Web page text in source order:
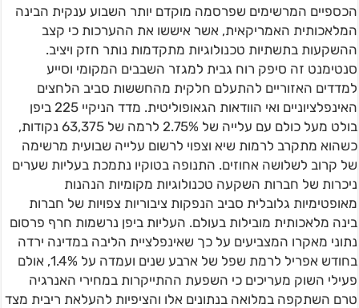
הכספיים המרשימים שפרסמה מוקדם יותר השבוע ענקית הבינה
המלאכותית האמריקאית, אשר איששו את ההערכות כי קצב
ההשקעות בתשתיות טכנולוגיות מתקדמות נותר חזק ויציב.
סנטימנט זה סיפק רוח גבית למגזר השבבים המקומי וסייע
למדדים האזוריים להתעלם חלקית מהחששות סביב הלחצים
האינפלציוניים ואי הוודאות הגאופוליטית. מדד הניקיי 225 ביפן
בולט מעל כולם עם עלייה של 2.75% לרמה של 63,375 נקודות,
כשהוא מתקרב לרמות שיא וצפוי לרשום עלייה שבועית מרשימה
של קרוב לשלושה אחוזים. התנופה בטוקיו נתמכת בעליות שערים
ניכרות של חברות השקעה טכנולוגיות מקומיות הנהנות
מאופטימיות גלובלית סביב הנפקות ציבוריות צפויות של חברות
בינה מלאכותית מובילות בעולם. העליות ביפן נרשמות חרף פרסום
נתוני מאקרו המצביעים על כך שאינפלציית הליבה במדינה ירדה
בחודש אפריל לרמת שפל של ארבע שנים ועמדה על 1.4%, אולם
פעילי השוק מעריכים כי השפעת ההתייקרות במחירי האנרגיה
טרם השתקפה במלואה בנתונים אלו והציפיות להעלאת ריבית מצד